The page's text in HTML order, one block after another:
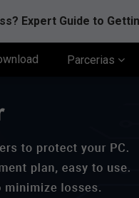
Expert Guide to
Parcerias